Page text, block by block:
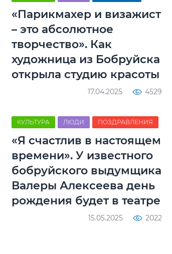
«Парикмахер и визажист
– это абсолютное
творчество». Как
художница из Бобруйска
открыла студию красоты
17.04.2025 4529
КУЛЬТУРА ЛЮДИ ПОЗДРАВЛЕНИЯ
«Я счастлив в настоящем
времени». У известного
бобруйского выдумщика
Валеры Алексеева день
рождения будет в театре
15.05.2025 2022